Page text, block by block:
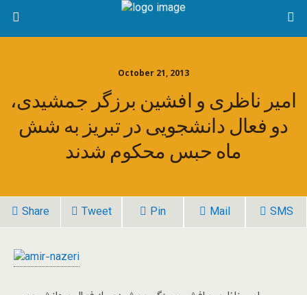
October 21, 2013
امیر ناظری و افشین برزگر جمشیدی،
دو فعال دانشجویی در تبریز به شش
ماه حبس محکوم شدند
Share Tweet Pin Mail SMS